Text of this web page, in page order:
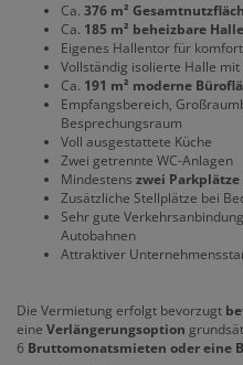
Ca. 376 m²
Ca. 185 m² beheizbare Halle
Eigenes Hallentor für
Vollständig isolierte Halle
Ca. 191 m² moderne
Empfangsbereich,
Besprechungsraum
Voll ausgestattete Küche
Zwei getrennte WC-Anlagen
Mindestens zwei Parkplätze
Zusätzliche Stellplätze bei
Sehr gute
Autobahnen
Attraktiver
Die Vermietung erfolgt bevorzugt
eine Verlängerungsoption
6 Bruttomonatsmieten oder eine